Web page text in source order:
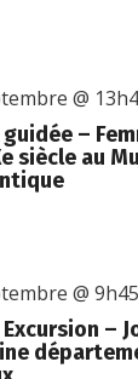
–
siècle au
@
–
@ 9h45